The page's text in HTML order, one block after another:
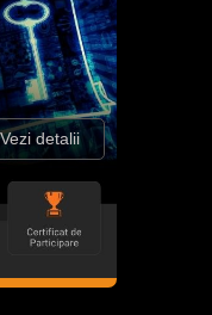
Vezi detalii